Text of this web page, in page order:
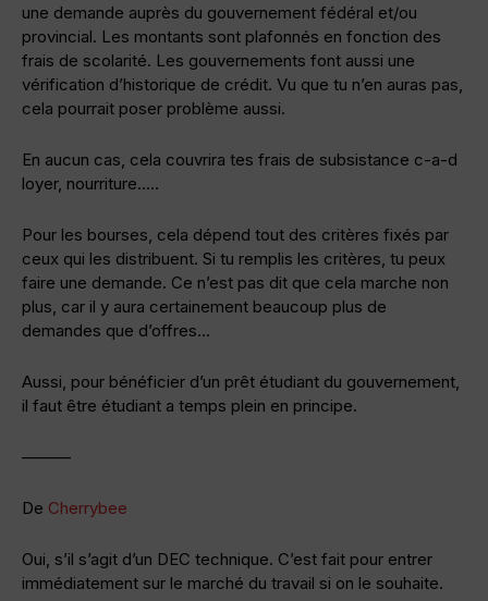
une demande auprès du gouvernement fédéral et/ou
provincial. Les montants sont plafonnés en fonction des
frais de scolarité. Les gouvernements font aussi une
vérification d’historique de crédit. Vu que tu n’en auras pas,
cela pourrait poser problème aussi.
En aucun cas, cela couvrira tes frais de subsistance c-a-d
loyer, nourriture…..
Pour les bourses, cela dépend tout des critères fixés par
ceux qui les distribuent. Si tu remplis les critères, tu peux
faire une demande. Ce n’est pas dit que cela marche non
plus, car il y aura certainement beaucoup plus de
demandes que d’offres…
Aussi, pour bénéficier d’un prêt étudiant du gouvernement,
il faut être étudiant a temps plein en principe.
———
De Cherrybee
Oui, s’il s’agit d’un DEC technique. C’est fait pour entrer
immédiatement sur le marché du travail si on le souhaite.